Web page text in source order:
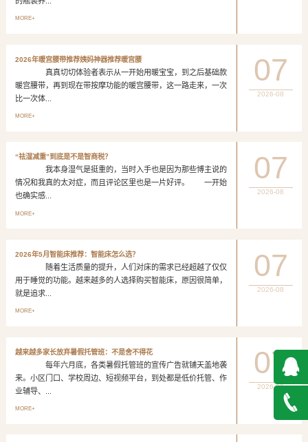
MORE+
2026年暖宫腰带推荐姨妈神器推荐暖宫腰
真真切切体验者表示从一开始用暖宝宝，到之后基础款
暖宫腰带，再到现在带按摩功能的暖宫腰带，这一路走来，一次
比一次体...
MORE+
07
2026-08
“祛湿减重”到底是不是智商税？
我本身湿气是挺重的，当时入手也是因为那些博主说的
情况和我真的太对症，而且评论区里也是一片好评。 一开始
也确实感...
MORE+
07
2026-08
2026年5月智能床推荐：智能床怎么选？
随着生活质量的提升，人们对床的需求已经超越了仅仅
用于睡觉的功能。越来越多的人选择购买智能床，原因很简单，
就是追求...
MORE+
07
2026-08
越来越多家长放弃暑假托管班：不是舍不得花
每年六月底，各类暑假托管班的宣传广告就铺天盖地袭
来。小区门口、学校周边、短视频平台，到处都是低价托管、作
业辅导、...
MORE+
07
2026-08
QQ在